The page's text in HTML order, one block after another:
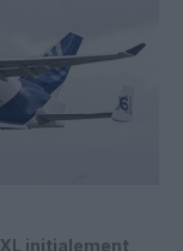
initialement